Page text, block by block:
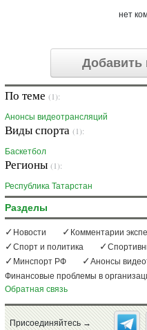
нет
Добавить
По теме (1):
Анонсы видеотрансляций
Виды спорта (1):
Баскетбол
Регионы (1):
Республика Татарстан
Разделы
Новости Комментарии
Спорт и политика
Минспорт РФ
Анонсы
Финансовые проблемы в
Обратная связь
Присоединяйтесь →